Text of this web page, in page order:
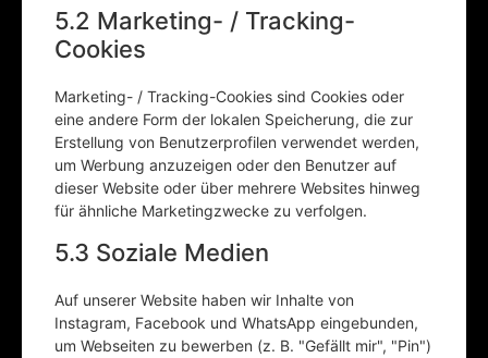
5.2 Marketing- / Tracking-
Cookies
Marketing- / Tracking-Cookies sind Cookies oder
eine andere Form der lokalen Speicherung, die zur
Erstellung von Benutzerprofilen verwendet werden,
um Werbung anzuzeigen oder den Benutzer auf
dieser Website oder über mehrere Websites hinweg
für ähnliche Marketingzwecke zu verfolgen.
5.3 Soziale Medien
Auf unserer Website haben wir Inhalte von
Instagram, Facebook und WhatsApp eingebunden,
um Webseiten zu bewerben (z. B. "Gefällt mir", "Pin")